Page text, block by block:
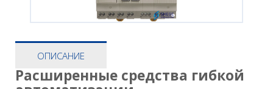
ОПИСАНИЕ
Расширенные средства гибкой